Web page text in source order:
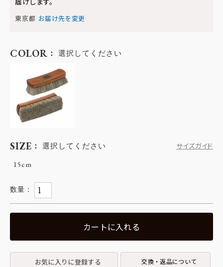
東京都 お届け先を変更
SIZE 選択してください
サイズガイド
15cm
COLOR 選択してください
カートに入れる
お気に入りに登録する 交換・返品について